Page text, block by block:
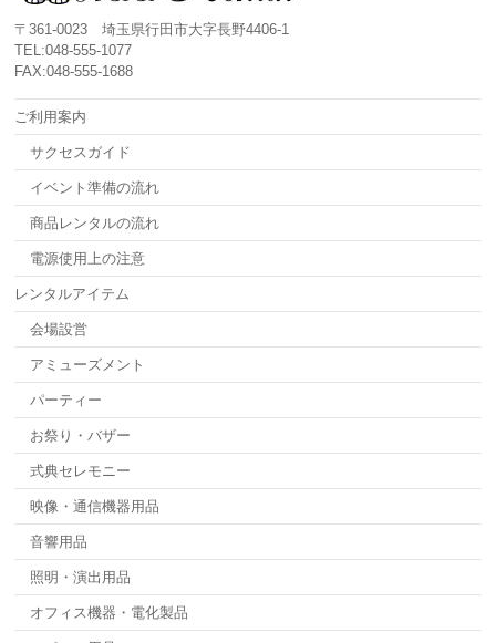
〒361-0023 埼玉県行田市大字長野4406-1
TEL:048-555-1077
FAX:048-555-1688
ご利用案内
サクセスガイド
イベント準備の流れ
商品レンタルの流れ
電源使用上の注意
レンタルアイテム
会場設営
アミューズメント
パーティー
お祭り・バザー
式典セレモニー
映像・通信機器用品
音響用品
照明・演出用品
オフィス機器・電化製品